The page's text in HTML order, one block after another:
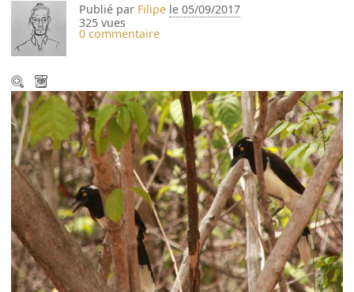
Publié par Filipe le 05/09/2017
325 vues
0 commentaire